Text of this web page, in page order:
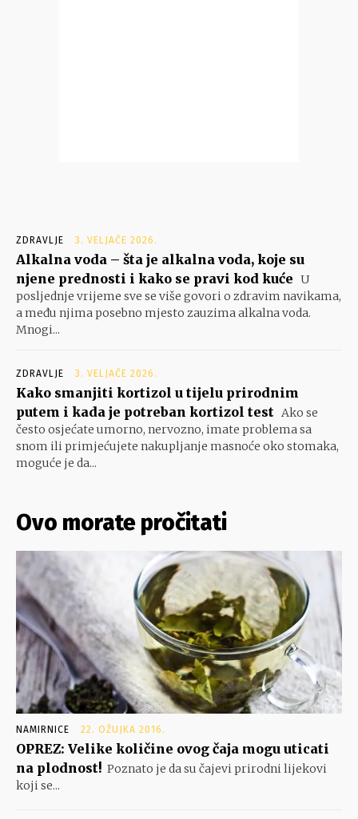
ZDRAVLJE 3. VELJAČE 2026.
Alkalna voda – šta je alkalna voda, koje su
njene prednosti i kako se pravi kod kuće U
posljednje vrijeme sve se više govori o zdravim navikama,
a među njima posebno mjesto zauzima alkalna voda.
Mnogi...
ZDRAVLJE 3. VELJAČE 2026.
Kako smanjiti kortizol u tijelu prirodnim
putem i kada je potreban kortizol test Ako se
često osjećate umorno, nervozno, imate problema sa
snom ili primjećujete nakupljanje masnoće oko stomaka,
moguće je da...
Ovo morate pročitati
NAMIRNICE 22. OŽUJKA 2016.
OPREZ: Velike količine ovog čaja mogu uticati
na plodnost! Poznato je da su čajevi prirodni lijekovi
koji se...